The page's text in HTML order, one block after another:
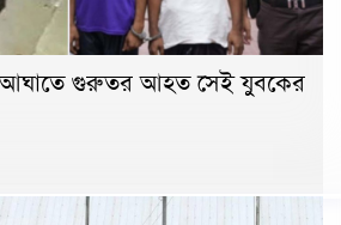
আঘাতে গুরুতর আহত সেই যুবকের